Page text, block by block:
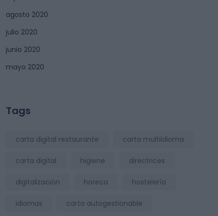
agosto 2020
julio 2020
junio 2020
mayo 2020
Tags
carta digital restaurante carta multiidioma
carta digital higiene directrices
digitalización horeca hostelería
idiomas carta autogestionable